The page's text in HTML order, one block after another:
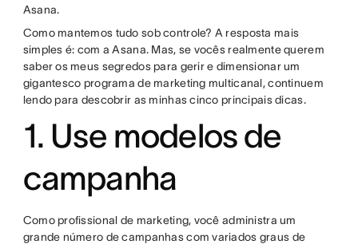
Asana.
Como mantemos tudo sob controle? A resposta mais
simples é: com a Asana. Mas, se vocês realmente querem
saber os meus segredos para gerir e dimensionar um
gigantesco programa de marketing multicanal, continuem
lendo para descobrir as minhas cinco principais dicas.
1. Use modelos de
campanha
Como profissional de marketing, você administra um
grande número de campanhas com variados graus de